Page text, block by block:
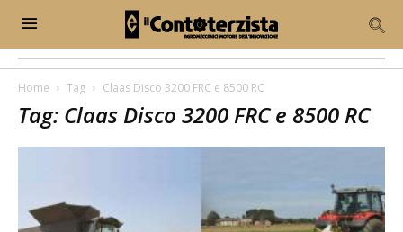
Home Tag Claas Disco 3200 FRC e 8500 RC
Tag: Claas Disco 3200 FRC e 8500 RC